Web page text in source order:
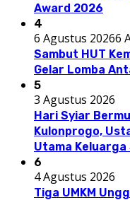
Award 2026
4
6 Agustus 20266
Sambut HUT
Gelar Lomba
5
3 Agustus 2026
Hari Syiar
Kulonprogo,
Utama Keluarga
6
4 Agustus 2026
Tiga UMKM